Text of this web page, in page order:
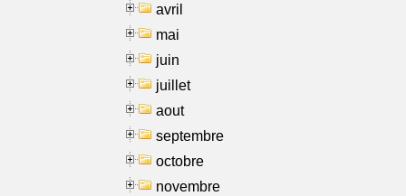
avril
mai
juin
juillet
aout
septembre
octobre
novembre